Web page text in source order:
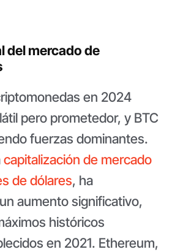
del mercado de
en 2024
pero prometedor, y BTC
fuerzas dominantes.
capitalización de mercado
de dólares, ha
aumento significativo,
históricos
en 2021. Ethereum,